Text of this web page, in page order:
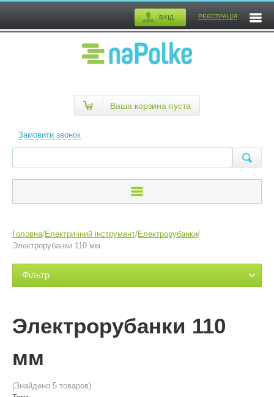
ВХІД РЕЄСТРАЦІЯ
Замовити звонок
Ваша корзина пуста
Головна/Електричний інструмент/Електрорубанки/
Электрорубанки 110 мм
Фільтр
Электрорубанки 110
мм
(Знайдено 5 товаров)